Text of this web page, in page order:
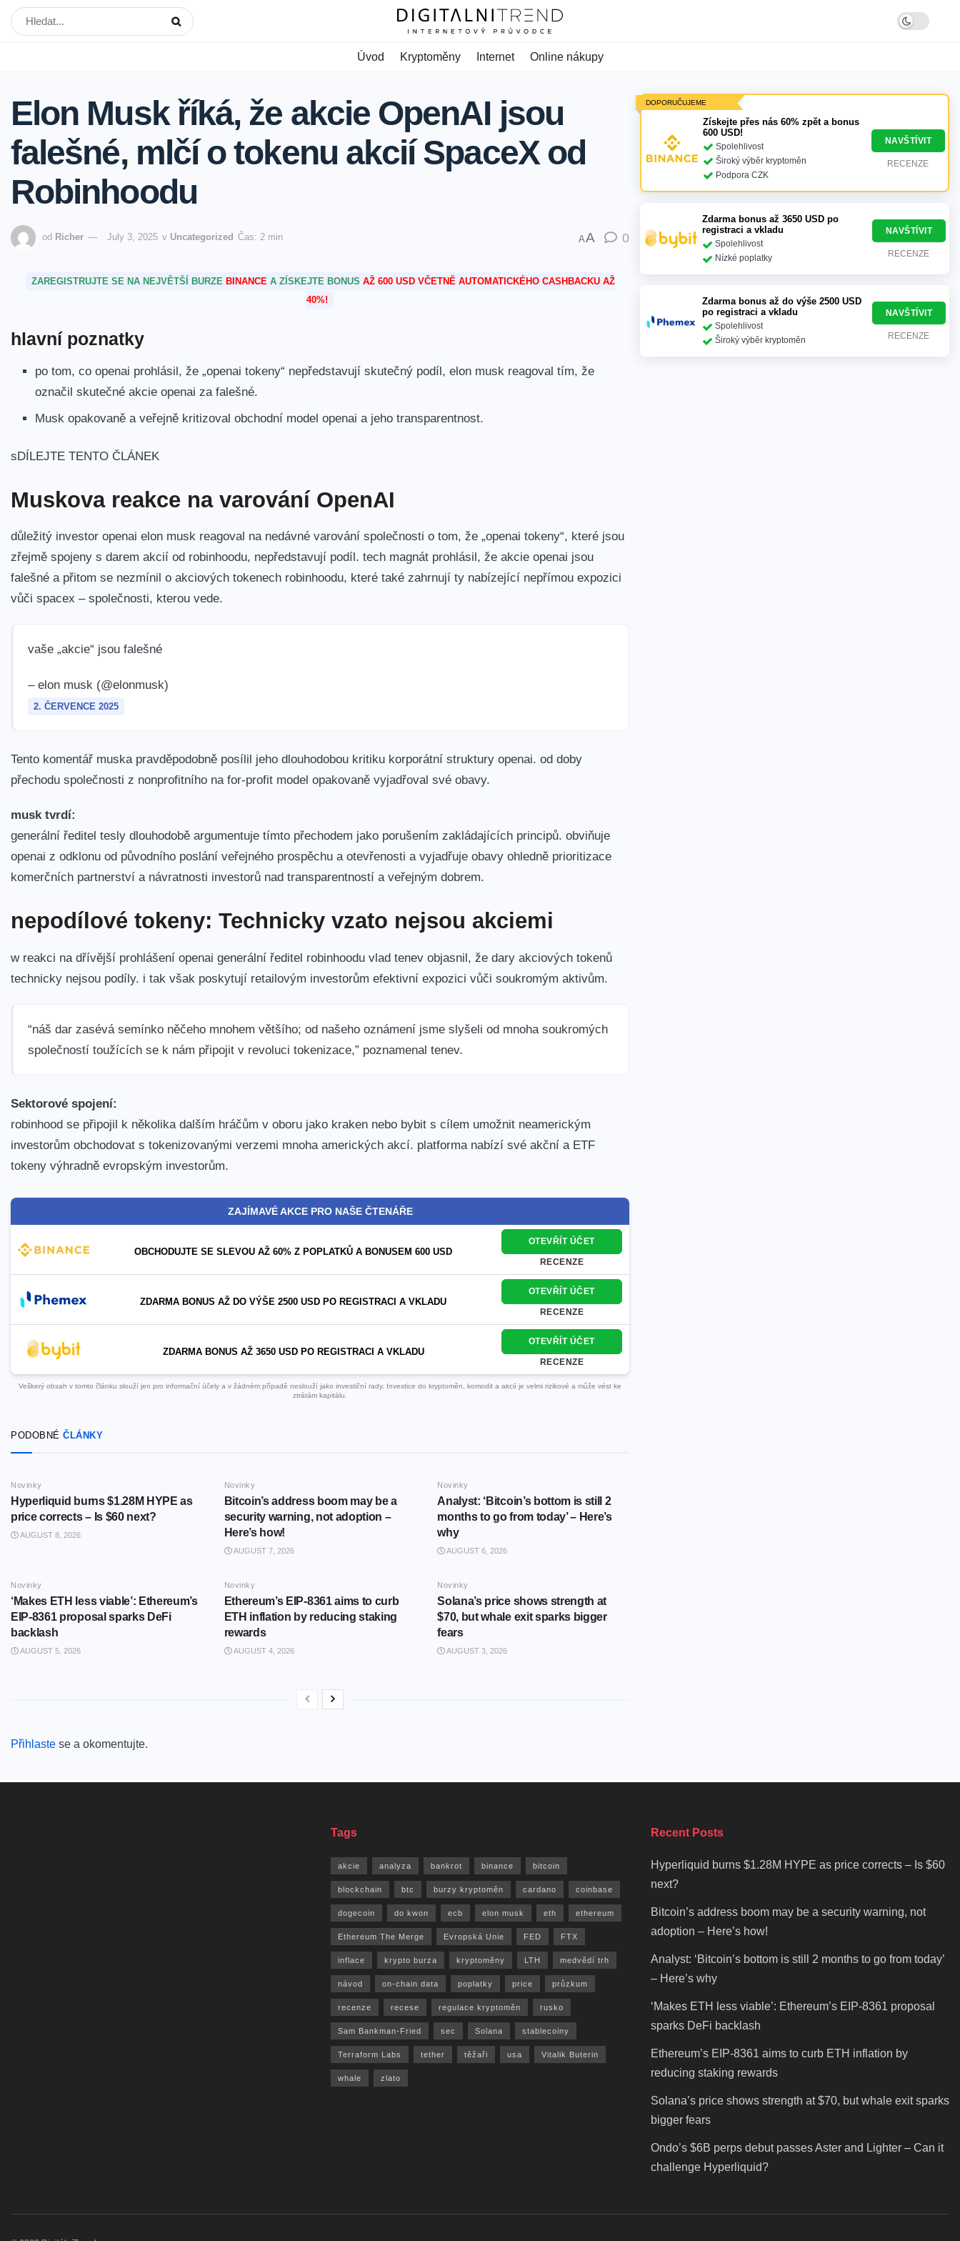
Úvod Kryptoměny Internet Online nákupy
Elon Musk říká, že akcie OpenAI jsou
falešné, mlčí o tokenu akcií SpaceX od
Robinhoodu
od Richer July 3, 2025 v Uncategorized Čas: 2 min AA 0
ZAREGISTRUJTE SE NA NEJVĚTŠÍ BURZE BINANCEA ZÍSKEJTE BONUS AŽ 600 USD VČETNĚ AUTOMATICKÉHO CASHBACKU AŽ
40%!
hlavní poznatky
po tom, co openai prohlásil, že „openai tokeny“ nepředstavují skutečný podíl, elon musk reagoval tím, že
označil skutečné akcie openai za falešné.
Musk opakovaně a veřejně kritizoval obchodní model openai a jeho transparentnost.
sDÍLEJTE TENTO ČLÁNEK
Muskova reakce na varování OpenAI
důležitý investor openai elon musk reagoval na nedávné varování společnosti o tom, že „openai tokeny“, které jsou
zřejmě spojeny s darem akcií od robinhoodu, nepředstavují podíl. tech magnát prohlásil, že akcie openai jsou
falešné a přitom se nezmínil o akciových tokenech robinhoodu, které také zahrnují ty nabízející nepřímou expozici
vůči spacex – společnosti, kterou vede.
vaše „akcie“ jsou falešné
– elon musk (@elonmusk)
2. ČERVENCE 2025
Tento komentář muska pravděpodobně posílil jeho dlouhodobou kritiku korporátní struktury openai. od doby
přechodu společnosti z nonprofitního na for-profit model opakovaně vyjadřoval své obavy.
musk tvrdí:
generální ředitel tesly dlouhodobě argumentuje tímto přechodem jako porušením zakládajících principů. obviňuje
openai z odklonu od původního poslání veřejného prospěchu a otevřenosti a vyjadřuje obavy ohledně prioritizace
komerčních partnerství a návratnosti investorů nad transparentností a veřejným dobrem.
nepodílové tokeny: Technicky vzato nejsou akciemi
w reakci na dřívější prohlášení openai generální ředitel robinhoodu vlad tenev objasnil, že dary akciových tokenů
technicky nejsou podíly. i tak však poskytují retailovým investorům efektivní expozici vůči soukromým aktivům.
“náš dar zasévá semínko něčeho mnohem většího; od našeho oznámení jsme slyšeli od mnoha soukromých
společností toužících se k nám připojit v revoluci tokenizace,” poznamenal tenev.
Sektorové spojení:
robinhood se připojil k několika dalším hráčům v oboru jako kraken nebo bybit s cílem umožnit neamerickým
investorům obchodovat s tokenizovanými verzemi mnoha amerických akcí. platforma nabízí své akční a ETF
tokeny výhradně evropským investorům.
ZAJÍMAVÉ AKCE PRO NAŠE ČTENÁŘE
OBCHODUJTE SE SLEVOU AŽ 60% Z POPLATKŮ A BONUSEM 600 USD
OTEVŘÍT ÚČET
RECENZE
ZDARMA BONUS AŽ DO VÝŠE 2500 USD PO REGISTRACI A VKLADU
OTEVŘÍT ÚČET
RECENZE
ZDARMA BONUS AŽ 3650 USD PO REGISTRACI A VKLADU
OTEVŘÍT ÚČET
RECENZE
Veškerý obsah v tomto článku slouží jen pro informační účely a v žádném případě neslouží jako investiční rady. Investice do kryptoměn, komodit a akcií je velmi rizikové a může vést ke
ztrátám kapitálu.
PODOBNÉ ČLÁNKY
Novinky
Hyperliquid burns $1.28M HYPE as
price corrects – Is $60 next?
AUGUST 8, 2026
Novinky
Bitcoin’s address boom may be a
security warning, not adoption –
Here’s how!
AUGUST 7, 2026
Novinky
Analyst: ‘Bitcoin’s bottom is still 2
months to go from today’ – Here’s
why
AUGUST 6, 2026
Novinky
‘Makes ETH less viable’: Ethereum’s
EIP-8361 proposal sparks DeFi
backlash
AUGUST 5, 2026
Novinky
Ethereum’s EIP-8361 aims to curb
ETH inflation by reducing staking
rewards
AUGUST 4, 2026
Novinky
Solana’s price shows strength at
$70, but whale exit sparks bigger
fears
AUGUST 3, 2026
Přihlaste se a okomentujte.
DOPORUČUJEME
Získejte přes nás 60% zpět a bonus
600 USD!
Spolehlivost
Široký výběr kryptoměn
Podpora CZK
NAVŠTÍVIT
RECENZE
Zdarma bonus až 3650 USD po
registraci a vkladu
Spolehlivost
Nízké poplatky
NAVŠTÍVIT
RECENZE
Zdarma bonus až do výše 2500 USD
po registraci a vkladu
Spolehlivost
Široký výběr kryptoměn
NAVŠTÍVIT
RECENZE
Tags
akcie analyza bankrot binance bitcoin
blockchain btc burzy kryptoměn cardano coinbase
dogecoin do kwon ecb elon musk eth ethereum
Ethereum The Merge Evropská Unie FED FTX
inflace krypto burza kryptoměny LTH medvědí trh
návod on-chain data poplatky price průzkum
recenze recese regulace kryptoměn rusko
Sam Bankman-Fried sec Solana stablecoiny
Terraform Labs tether těžaři usa Vitalik Buterin
whale zlato
Recent Posts
Hyperliquid burns $1.28M HYPE as price corrects – Is $60
next?
Bitcoin’s address boom may be a security warning, not
adoption – Here’s how!
Analyst: ‘Bitcoin’s bottom is still 2 months to go from today’
– Here’s why
‘Makes ETH less viable’: Ethereum’s EIP-8361 proposal
sparks DeFi backlash
Ethereum’s EIP-8361 aims to curb ETH inflation by
reducing staking rewards
Solana’s price shows strength at $70, but whale exit sparks
bigger fears
Ondo’s $6B perps debut passes Aster and Lighter – Can it
challenge Hyperliquid?